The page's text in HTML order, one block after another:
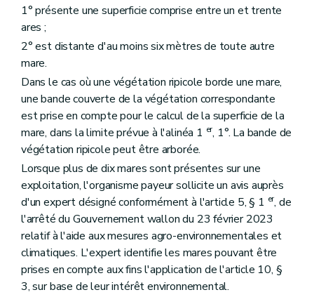
1° présente une superficie comprise entre un et trente
ares ;
2° est distante d'au moins six mètres de toute autre
mare.
Dans le cas où une végétation ripicole borde une mare,
une bande couverte de la végétation correspondante
est prise en compte pour le calcul de la superficie de la
mare, dans la limite prévue à l'alinéa 1 er, 1°. La bande de
végétation ripicole peut être arborée.
Lorsque plus de dix mares sont présentes sur une
exploitation, l'organisme payeur sollicite un avis auprès
d'un expert désigné conformément à l'article 5, § 1 er, de
l'arrêté du Gouvernement wallon du 23 février 2023
relatif à l'aide aux mesures agro-environnementales et
climatiques. L'expert identifie les mares pouvant être
prises en compte aux fins l'application de l'article 10, §
3, sur base de leur intérêt environnemental.